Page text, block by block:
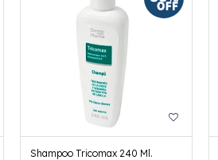
Shampoo Tricomax 240 Ml.